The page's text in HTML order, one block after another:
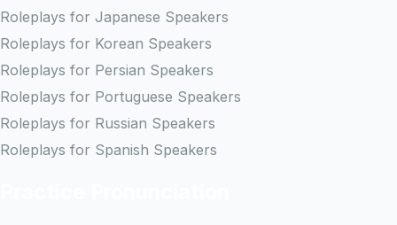
Roleplays for Japanese Speakers
Roleplays for Korean Speakers
Roleplays for Persian Speakers
Roleplays for Portuguese Speakers
Roleplays for Russian Speakers
Roleplays for Spanish Speakers